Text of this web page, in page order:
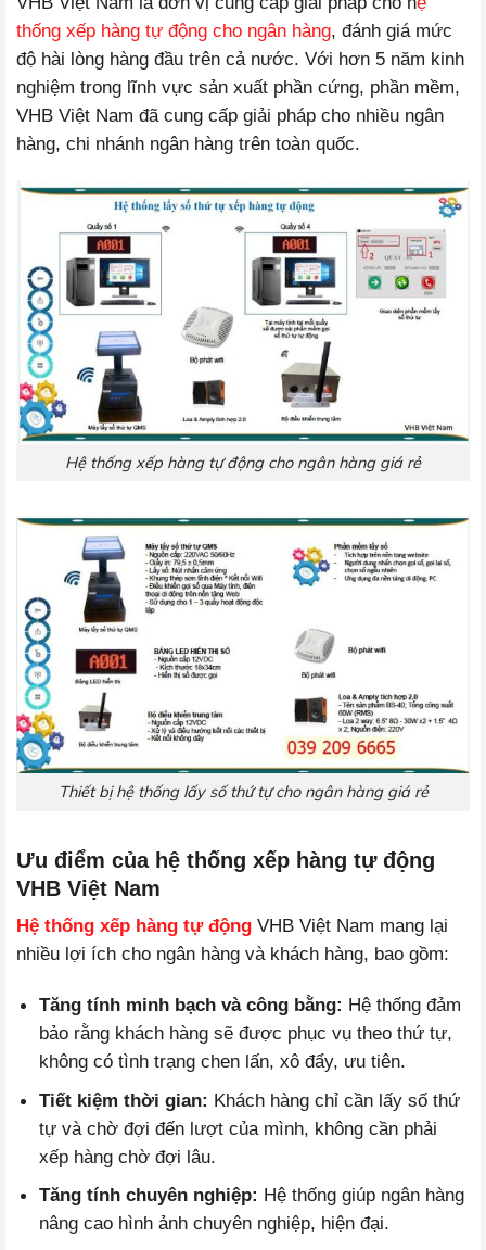
thống xếp hàng tự động cho ngân hàng, đánh giá mức
độ hài lòng hàng đầu trên cả nước. Với hơn 5 năm kinh
nghiệm trong lĩnh vực sản xuất phần cứng, phần mềm,
VHB Việt Nam đã cung cấp giải pháp cho nhiều ngân
hàng, chi nhánh ngân hàng trên toàn quốc.
Hệ thống xếp hàng tự động cho ngân hàng giá rẻ
Thiết bị hệ thống lấy số thứ tự cho ngân hàng giá rẻ
Ưu điểm của hệ thống xếp hàng tự động
VHB Việt Nam
Hệ thống xếp hàng tự động VHB Việt Nam mang lại
nhiều lợi ích cho ngân hàng và khách hàng, bao gồm:
Tăng tính minh bạch và công bằng: Hệ thống đảm
bảo rằng khách hàng sẽ được phục vụ theo thứ tự,
không có tình trạng chen lấn, xô đẩy, ưu tiên.
Tiết kiệm thời gian: Khách hàng chỉ cần lấy số thứ
tự và chờ đợi đến lượt của mình, không cần phải
xếp hàng chờ đợi lâu.
Tăng tính chuyên nghiệp: Hệ thống giúp ngân hàng
nâng cao hình ảnh chuyên nghiệp, hiện đại.